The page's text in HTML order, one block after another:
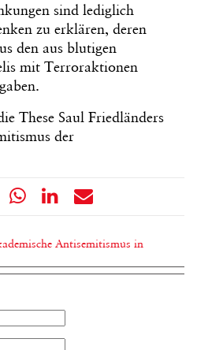
sind lediglich
zu erklären, deren
den aus blutigen
mit Terroraktionen
These Saul Friedländers
der
Antisemitismus in